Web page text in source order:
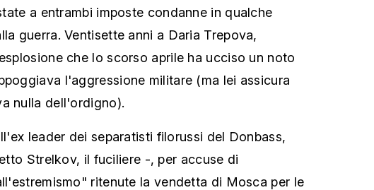
a entrambi imposte condanne in qualche
guerra. Ventisette anni a Daria Trepova,
che lo scorso aprile ha ucciso un noto
l'aggressione militare (ma lei assicura
nulla dell'ordigno).
leader dei separatisti filorussi del Donbass,
Strelkov, il fuciliere -, per accuse di
ritenute la vendetta di Mosca per le